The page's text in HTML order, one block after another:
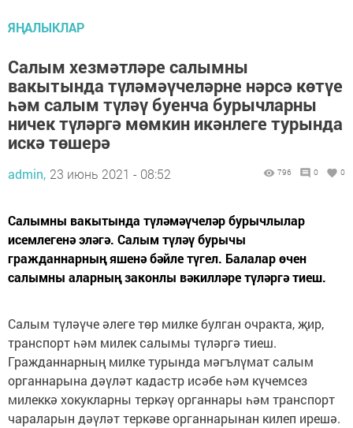
ЯҢАЛЫКЛАР
Салым хезмәтләре салымны
вакытында түләмәүчеләрне нәрсә көтүе
һәм салым түләү буенча бурычларны
ничек түләргә мөмкин икәнлеге турында
искә төшерә
admin, 23 июнь 2021 - 08:52 796 0 0
Салымны вакытында түләмәүчеләр бурычлылар
исемлегенә эләгә. Салым түләү бурычы
гражданнарның яшенә бәйле түгел. Балалар өчен
салымны аларның законлы вәкилләре түләргә тиеш.
Салым түләүче әлеге төр милке булган очракта, җир,
транспорт һәм милек салымы түләргә тиеш.
Гражданнарның милке турында мәгълүмат салым
органнарына дәүләт кадастр исәбе һәм күчемсез
милеккә хокукларны теркәү органнары һәм транспорт
чараларын дәүләт теркәве органнарынан килеп ирешә.